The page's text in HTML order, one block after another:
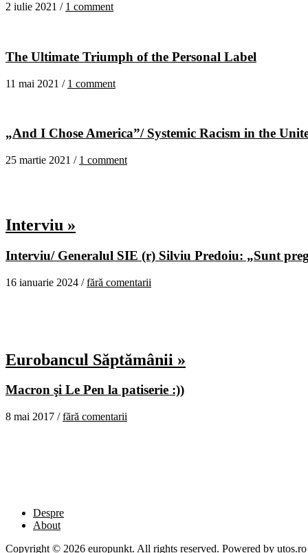
2 iulie 2021 / 1 comment
The Ultimate Triumph of the Personal Label
11 mai 2021 / 1 comment
„And I Chose America”/ Systemic Racism in the
25 martie 2021 / 1 comment
Interviu »
Interviu/ Generalul SIE (r) Silviu Predoiu: „Sunt
16 ianuarie 2024 /fără comentarii
Eurobancul Săptămânii »
Macron şi Le Pen la patiserie :))
8 mai 2017 /fără comentarii
Despre
About
Copyright © 2026 europunkt. All rights reserved. Powered by utos.ro